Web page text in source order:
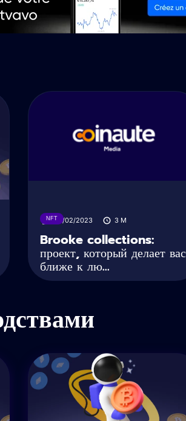
NFT27/02/2023 3 M
Brooke collections:
проект, который делает вас
ближе к лю...